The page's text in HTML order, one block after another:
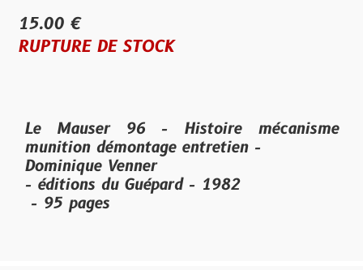
15.00 €
RUPTURE DE STOCK
Le Mauser 96 - Histoire mécanisme
munition démontage entretien -
Dominique Venner
- éditions du Guépard - 1982
- 95 pages